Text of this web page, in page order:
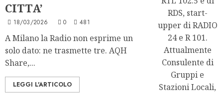
CITTA’
18/03/2026 0 481
A Milano la Radio non esprime un
solo dato: ne trasmette tre. AQH
Share,...
LEGGI L'ARTICOLO
RDS, start-
upper di RADIO
24 e R 101.
Attualmente
Consulente di
Gruppi e
Stazioni Locali,